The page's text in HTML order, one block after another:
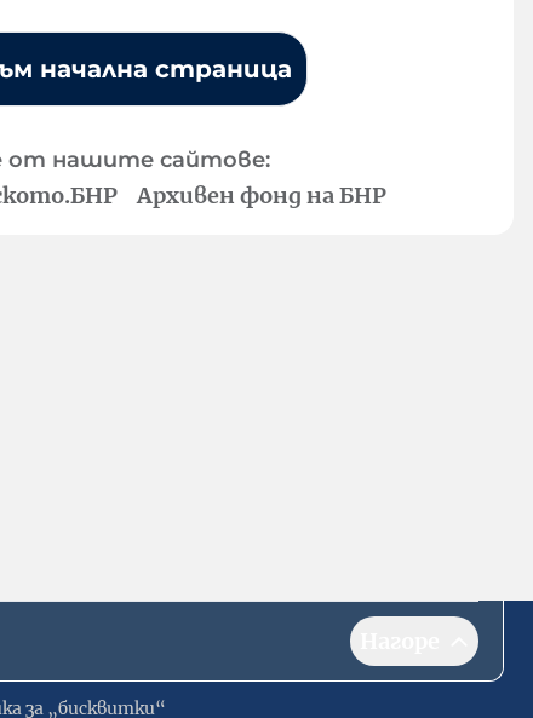
начална страница
от нашите сайтове:
Архивен фонд на БНР
за „бисквитки“